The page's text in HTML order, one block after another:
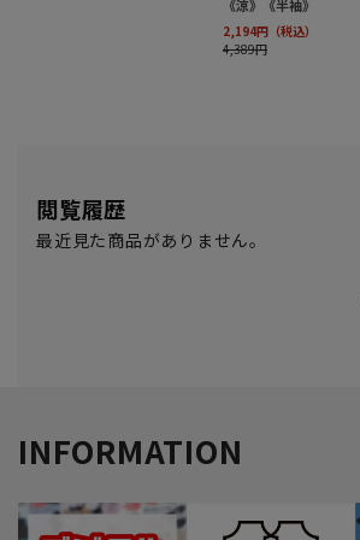
閲覧履歴
最近見た商品がありません。
INFORMATION